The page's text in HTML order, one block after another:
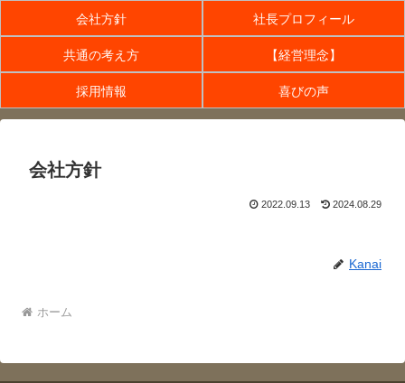
会社方針 社長プロフィール
共通の考え方 【経営理念】
採用情報 喜びの声
会社方針
2022.09.13 2024.08.29
Kanai
ホーム